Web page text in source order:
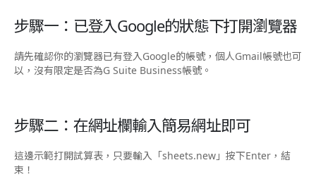
步驟一：已登入Google的狀態下打開瀏覽器
請先確認你的瀏覽器已有登入Google的帳號，個人Gmail帳號也可
以，沒有限定是否為G Suite Business帳號。
步驟二：在網址欄輸入簡易網址即可
這邊示範打開試算表，只要輸入「sheets.new 」按下Enter，結
束！